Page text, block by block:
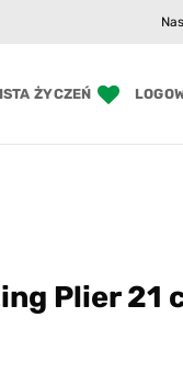
ŻYCZEŃ
Plier 21